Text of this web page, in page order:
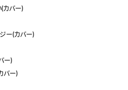
カバー)
ー(カバー)
ー)
バー)